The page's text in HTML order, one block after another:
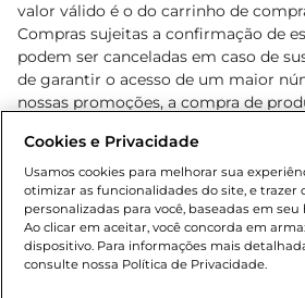
valor válido é o do carrinho de
Compras sujeitas a confirmação de
podem ser canceladas em caso de
de garantir o acesso de um maior
nossas promoções, a compra de
cliente. Os preços, ofertas e
o e-commerce e válidos durante o
sofrer alterações sem prévia
de bebidas alcoólicas para menores
Lei n.º 8069/90, art. 81, inciso II
Adolescente). Preços e condições
Cookies e Privacidade
Usamos cookies para melhorar sua
otimizar as funcionalidades do site, e trazer
personalizadas para você, baseadas em
Ao clicar em aceitar, você concorda em
dispositivo. Para informações mais
consulte nossa Política de Privacidade.